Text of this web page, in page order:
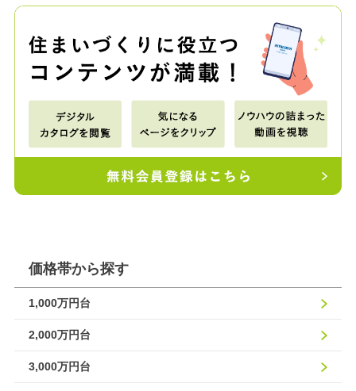
価格帯から探す
1,000万円台
2,000万円台
3,000万円台